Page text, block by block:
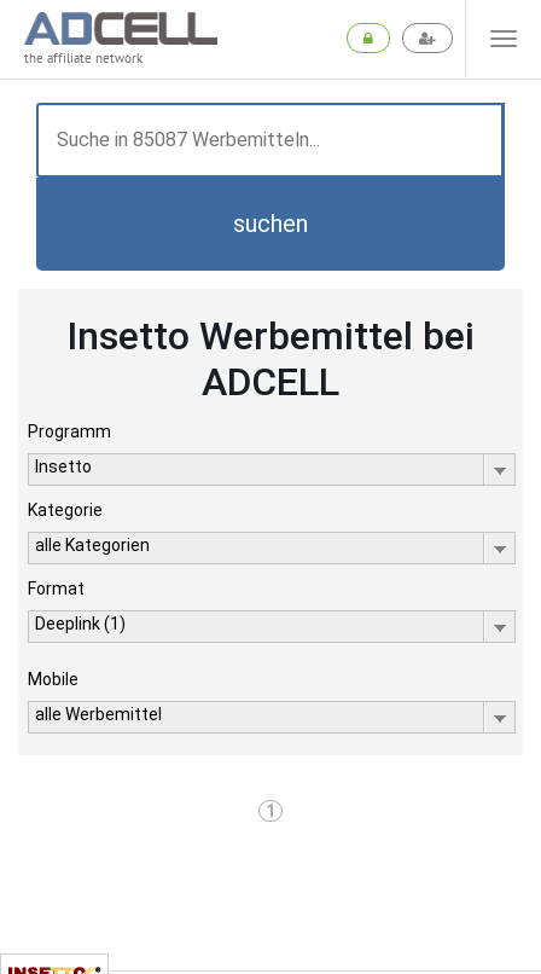
the affiliate network
suchen
Insetto Werbemittel bei
ADCELL
Programm
Insetto
Kategorie
alle Kategorien
Format
Deeplink (1)
Mobile
alle Werbemittel
1